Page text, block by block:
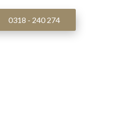
0318 - 240 274